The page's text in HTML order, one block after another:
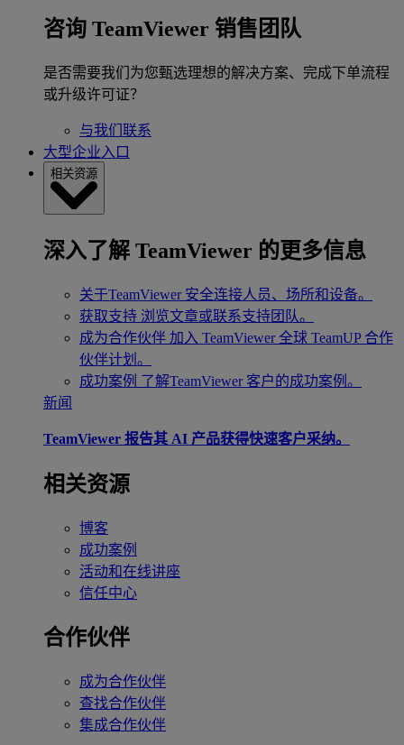
咨询 TeamViewer 销售团队
是否需要我们为您甄选理想的解决方案、完成下单流程
或升级许可证？
与我们联系
大型企业入口
相关资源
深入了解 TeamViewer 的更多信息
关于TeamViewer 安全连接人员、场所和设备。
获取支持 浏览文章或联系支持团队。
成为合作伙伴 加入 TeamViewer 全球 TeamUP 合作
伙伴计划。
成功案例 了解TeamViewer 客户的成功案例。
新闻
TeamViewer 报告其 AI 产品获得快速客户采纳。
相关资源
博客
成功案例
活动和在线讲座
信任中心
合作伙伴
成为合作伙伴
查找合作伙伴
集成合作伙伴